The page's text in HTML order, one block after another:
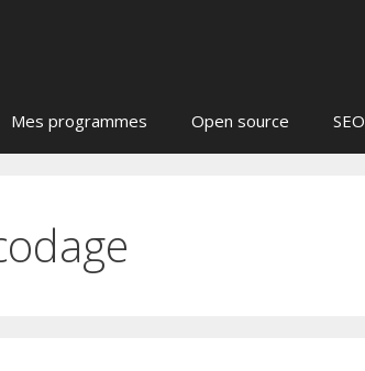
Mes programmes Open source SEO